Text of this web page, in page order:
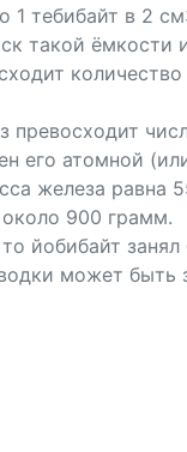
тебибайт в 2
такой
превосходит
его атомной
железа равна
900 грамм.
йобибайт
может быть